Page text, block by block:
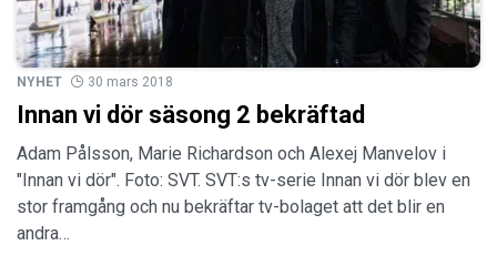
NYHET 30 mars 2018
Innan vi dör säsong 2 bekräftad
Adam Pålsson, Marie Richardson och Alexej Manvelov i
"Innan vi dör". Foto: SVT. SVT:s tv-serie Innan vi dör blev en
stor framgång och nu bekräftar tv-bolaget att det blir en
andra…